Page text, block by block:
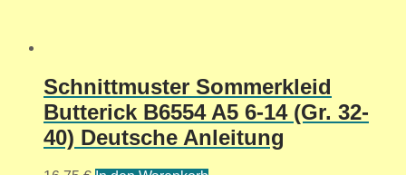
Schnittmuster Sommerkleid
Butterick B6554 A5 6-14 (Gr. 32-
40) Deutsche Anleitung